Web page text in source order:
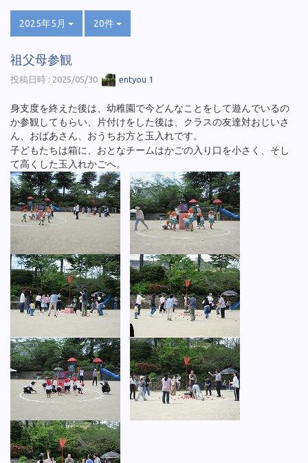
2025年5月 20件
祖父母参観
投稿日時 : 2025/05/30 entyou 1
身支度を終えた後は、幼稚園で今どんなことをして遊んでいるの
か参観してもらい、片付けをした後は、クラスの友達対おじいさ
ん、おばあさん、おうちお方と玉入れです。
子どもたちは箱に、おとなチームはかごの入り口を小さく、そし
て高くした玉入れかごへ。